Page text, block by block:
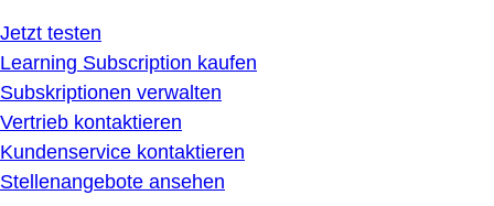
Jetzt testen
Learning Subscription kaufen
Subskriptionen verwalten
Vertrieb kontaktieren
Kundenservice kontaktieren
Stellenangebote ansehen